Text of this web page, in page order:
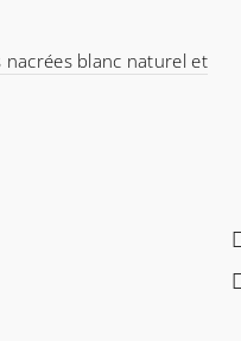
blanc naturel et